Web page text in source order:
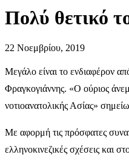
Πολύ θετικό
22 Νοεμβρίου, 2019
Μεγάλο είναι το ενδιαφέρον
Φραγκογιάννης. «Ο ούριος
νοτιοανατολικής Ασίας»
Με αφορμή τις πρόσφατες
ελληνοκινεζικές σχέσεις και